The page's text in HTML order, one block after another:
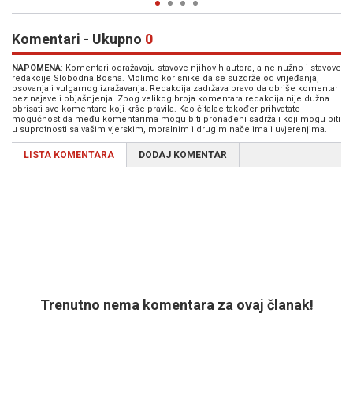
Komentari - Ukupno 0
NAPOMENA: Komentari odražavaju stavove njihovih autora, a ne nužno i stavove
redakcije Slobodna Bosna. Molimo korisnike da se suzdrže od vrijeđanja,
psovanja i vulgarnog izražavanja. Redakcija zadržava pravo da obriše komentar
bez najave i objašnjenja. Zbog velikog broja komentara redakcija nije dužna
obrisati sve komentare koji krše pravila. Kao čitalac također prihvatate
mogućnost da među komentarima mogu biti pronađeni sadržaji koji mogu biti
u suprotnosti sa vašim vjerskim, moralnim i drugim načelima i uvjerenjima.
LISTA KOMENTARA DODAJ KOMENTAR
Trenutno nema komentara za ovaj članak!